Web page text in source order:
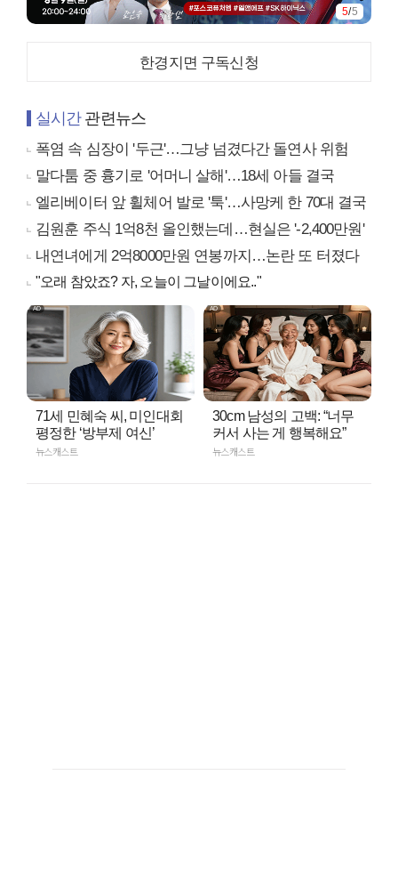
5/5
한경지면 구독신청
실시간관련뉴스
폭염 속 심장이 '두근'…그냥 넘겼다간 돌연사 위험
말다툼 중 흉기로 '어머니 살해'…18세 아들 결국
엘리베이터 앞 휠체어 발로 '툭'…사망케 한 70대 결국
김원훈 주식 1억8천 올인했는데…현실은 '-2,400만원'
내연녀에게 2억8000만원 연봉까지…논란 또 터졌다
"오래 참았죠? 자, 오늘이 그날이에요.."
71세 민혜숙 씨, 미인대회
평정한 ‘방부제 여신’
뉴스캐스트
30cm 남성의 고백: “너무
커서 사는 게 행복해요”
뉴스캐스트